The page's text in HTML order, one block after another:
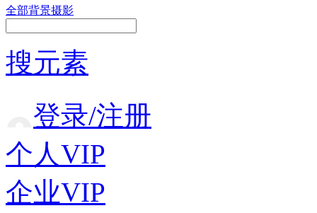
全部背景摄影
搜元素
登录/注册
个人VIP
企业VIP